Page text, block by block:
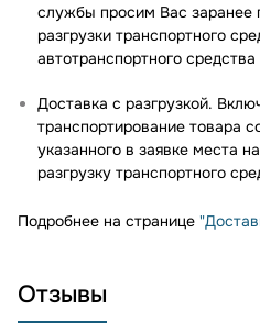
службы просим Вас заранее
разгрузки транспортного
автотранспортного средства
Доставка с разгрузкой.
транспортирование товара
указанного в заявке места
разгрузку транспортного
Подробнее на странице
Отзывы